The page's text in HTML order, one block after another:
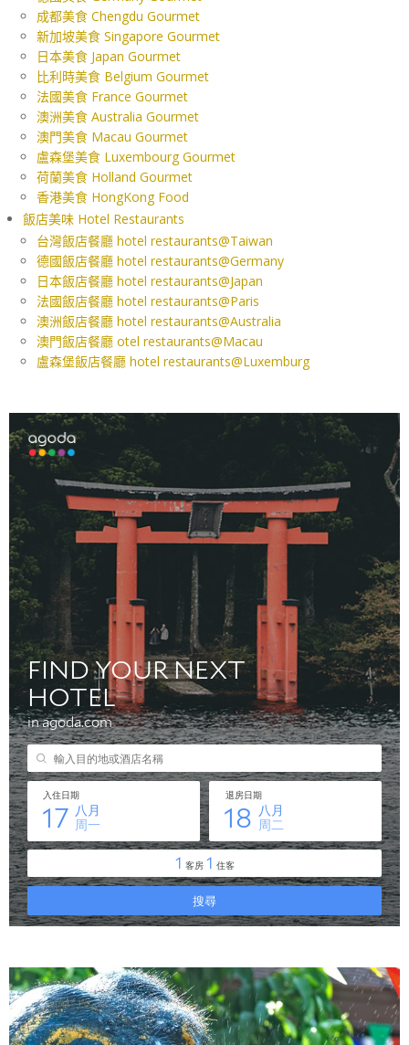
成都美食 Chengdu Gourmet
新加坡美食 Singapore Gourmet
日本美食 Japan Gourmet
比利時美食 Belgium Gourmet
法國美食 France Gourmet
澳洲美食 Australia Gourmet
澳門美食 Macau Gourmet
盧森堡美食 Luxembourg Gourmet
荷蘭美食 Holland Gourmet
香港美食 HongKong Food
飯店美味 Hotel Restaurants
台灣飯店餐廳 hotel restaurants@Taiwan
德國飯店餐廳 hotel restaurants@Germany
日本飯店餐廳 hotel restaurants@Japan
法國飯店餐廳 hotel restaurants@Paris
澳洲飯店餐廳 hotel restaurants@Australia
澳門飯店餐廳 otel restaurants@Macau
盧森堡飯店餐廳 hotel restaurants@Luxemburg